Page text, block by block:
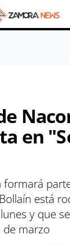
en
formará
está
y que
marzo